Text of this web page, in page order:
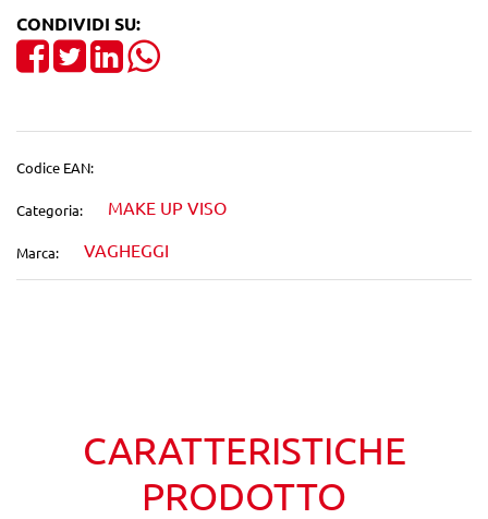
CONDIVIDI SU:
Share on Facebook
TweetShare on LinkedIn
Codice EAN:
Categoria: MAKE UP VISO
Marca: VAGHEGGI
CARATTERISTICHE
PRODOTTO